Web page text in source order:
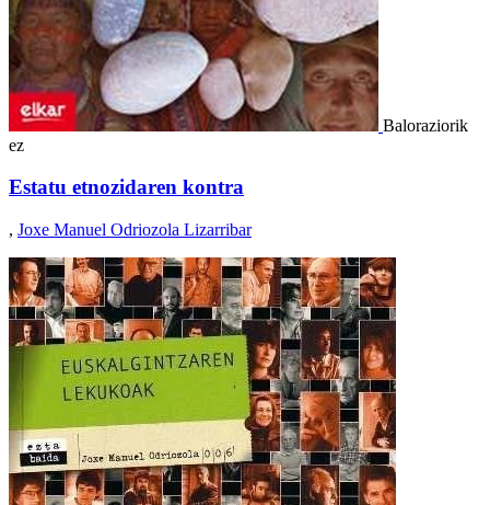
Baloraziorik
ez
Estatu etnozidaren kontra
, Joxe Manuel Odriozola Lizarribar